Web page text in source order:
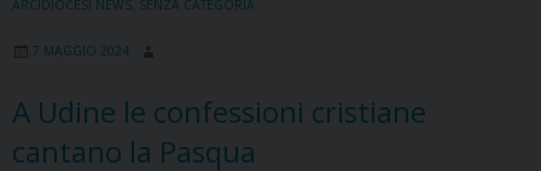
ARCIDIOCESI NEWS SENZA CATEGORIA
7 MAGGIO 2024
A Udine le confessioni cristiane
cantano la Pasqua